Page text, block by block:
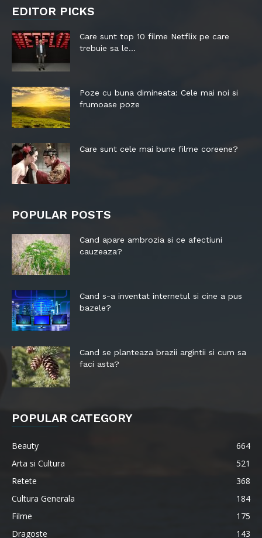
EDITOR PICKS
Care sunt top 10 filme Netflix pe care
trebuie sa le...
Poze cu buna dimineata: Cele mai noi si
frumoase poze
Care sunt cele mai bune filme coreene?
POPULAR POSTS
Cand apare ambrozia si ce afectiuni
cauzeaza?
Cand s-a inventat internetul si cine a pus
bazele?
Cand se planteaza brazii argintii si cum sa
faci asta?
POPULAR CATEGORY
Beauty
664
Arta si Cultura
521
Retete
368
Cultura Generala
184
Filme
175
Dragoste
143